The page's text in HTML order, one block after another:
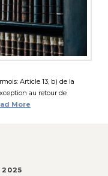
Article 13, b) de la
au retour de
More